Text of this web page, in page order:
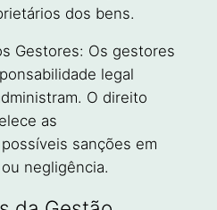
dos bens.
Gestores: Os gestores
legal
O direito
as
sanções em
negligência.